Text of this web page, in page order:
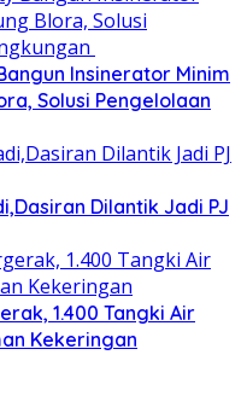
Insinerator Minim
Solusi Pengelolaan
Dilantik Jadi PJ
1.400 Tangki Air
Kekeringan